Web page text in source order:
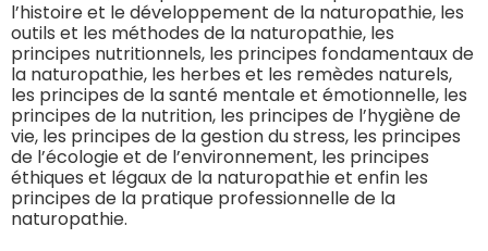
l’histoire et le développement de la naturopathie, les
outils et les méthodes de la naturopathie, les
principes nutritionnels, les principes fondamentaux de
la naturopathie, les herbes et les remèdes naturels,
les principes de la santé mentale et émotionnelle, les
principes de la nutrition, les principes de l’hygiène de
vie, les principes de la gestion du stress, les principes
de l’écologie et de l’environnement, les principes
éthiques et légaux de la naturopathie et enfin les
principes de la pratique professionnelle de la
naturopathie.